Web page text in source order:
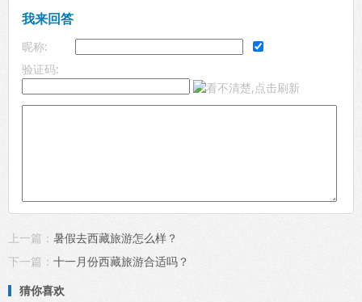
我来回答
昵称:
验证码:
上一篇： 暑假去西藏旅游怎么样？
下一篇： 十一月份西藏旅游合适吗？
猜你喜欢